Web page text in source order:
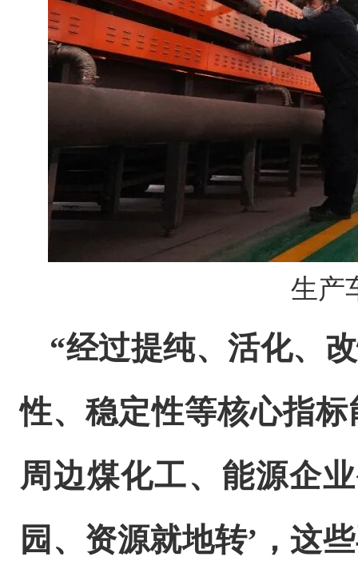
生产
“经过提纯、活化、
性、稳定性等核心指
周边煤化工、能源企
园、资源就地转’ ，这